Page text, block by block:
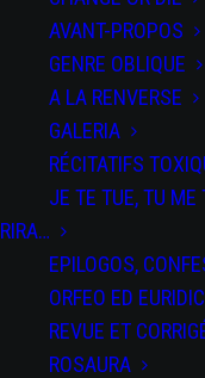
AVANT-PROPOS
GENRE OBLIQUE
A LA RENVERSE
GALERIA
RÉCITATIFS
JE TE TUE, TU ME
RIRA…
EPILOGOS,
ORFEO ED
REVUE ET
ROSAURA
Salti